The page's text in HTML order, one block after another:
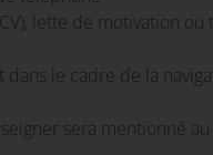
lette de motivation
le cadre de la
sera mentionné